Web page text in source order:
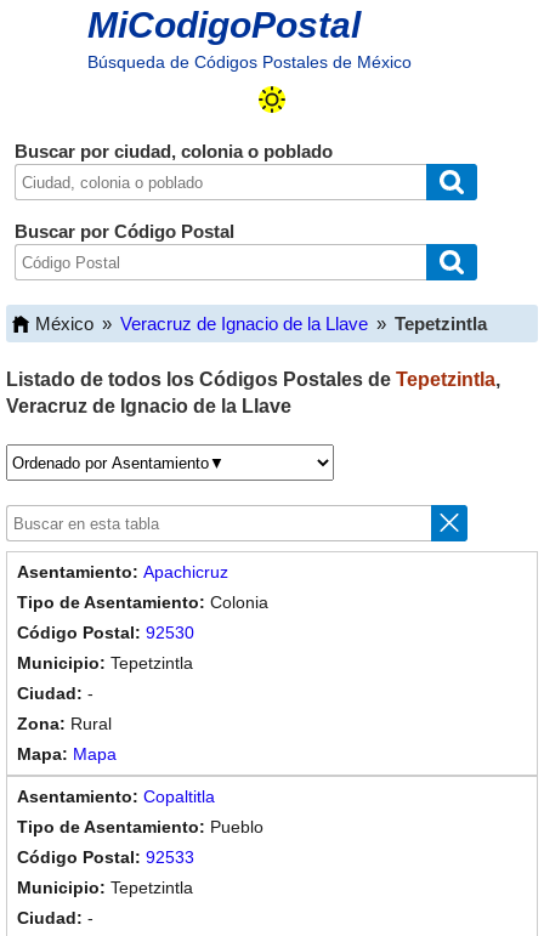
MiCodigoPostal
Búsqueda de Códigos Postales de México
Buscar por ciudad, colonia o poblado
Buscar por Código Postal
México » Veracruz de Ignacio de la Llave » Tepetzintla
Listado de todos los Códigos Postales de Tepetzintla,
Veracruz de Ignacio de la Llave
Apachicruz
Colonia
92530
Tepetzintla
-
Rural
Mapa
Copaltitla
Pueblo
92533
Tepetzintla
-